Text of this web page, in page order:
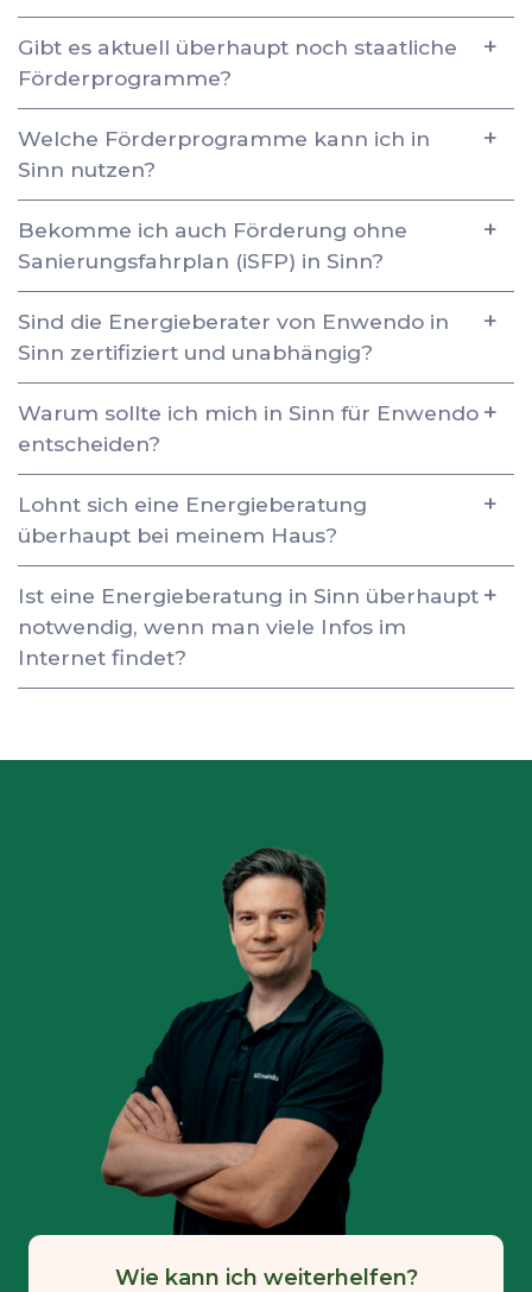
Gibt es aktuell überhaupt noch staatliche
Förderprogramme?
Welche Förderprogramme kann ich in
Sinn nutzen?
Bekomme ich auch Förderung ohne
Sanierungsfahrplan (iSFP) in Sinn?
Sind die Energieberater von Enwendo in
Sinn zertifiziert und unabhängig?
Warum sollte ich mich in Sinn für Enwendo
entscheiden?
Lohnt sich eine Energieberatung
überhaupt bei meinem Haus?
Ist eine Energieberatung in Sinn überhaupt
notwendig, wenn man viele Infos im
Internet findet?
Wie kann ich weiterhelfen?